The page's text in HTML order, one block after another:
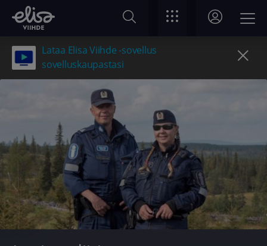
Lataa Elisa Viihde -sovellus
sovelluskaupastasi